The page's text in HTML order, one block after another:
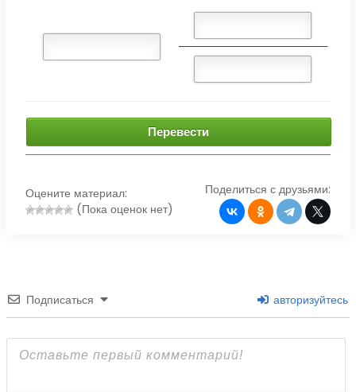
Перевести
Оцените материал:
(Пока оценок нет)
Поделиться с друзьями:
Подписаться авторизуйтесь